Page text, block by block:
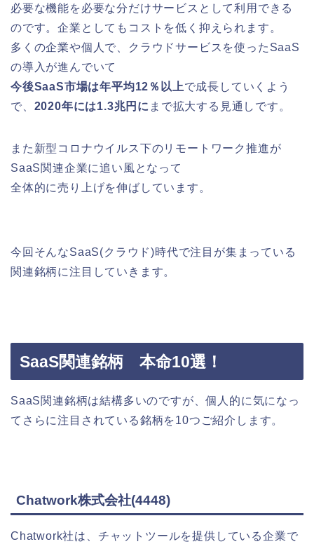
必要な機能を必要な分だけサービスとして利用できる
のです。企業としてもコストを低く抑えられます。
多くの企業や個人で、クラウドサービスを使ったSaaS
の導入が進んでいて
今後SaaS市場は年平均12％以上で成長していくよう
で、 2020年には1.3兆円に まで拡大する見通しです。
また新型コロナウイルス下のリモートワーク推進が
SaaS関連企業に追い風となって
全体的に売り上げを伸ばしています。
今回そんなSaaS(クラウド)時代で注目が集まっている
関連銘柄に注目していきます。
SaaS関連銘柄 本命10選！
SaaS関連銘柄は結構多いのですが、個人的に気になっ
てさらに注目されている銘柄を10つご紹介します。
Chatwork株式会社(4448)
Chatwork社は、チャットツールを提供している企業で